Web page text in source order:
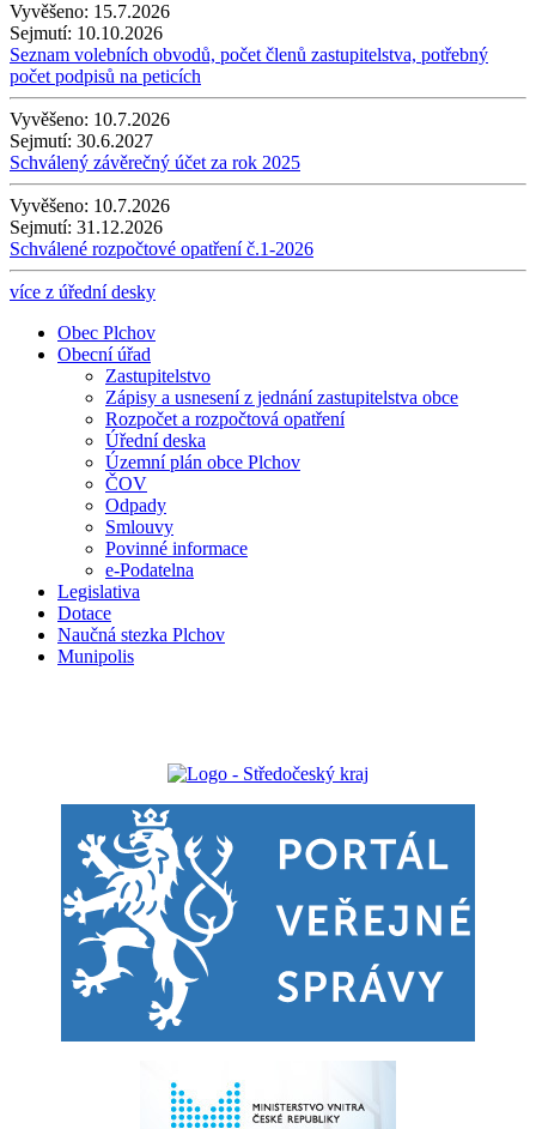
Vyvěšeno: 15.7.2026
Sejmutí: 10.10.2026
Seznam volebních obvodů, počet členů zastupitelstva, potřebný
počet podpisů na peticích
Vyvěšeno: 10.7.2026
Sejmutí: 30.6.2027
Schválený závěrečný účet za rok 2025
Vyvěšeno: 10.7.2026
Sejmutí: 31.12.2026
Schválené rozpočtové opatření č.1-2026
více z úřední desky
Obec Plchov
Obecní úřad
Zastupitelstvo
Zápisy a usnesení z jednání zastupitelstva obce
Rozpočet a rozpočtová opatření
Úřední deska
Územní plán obce Plchov
ČOV
Odpady
Smlouvy
Povinné informace
e-Podatelna
Legislativa
Dotace
Naučná stezka Plchov
Munipolis